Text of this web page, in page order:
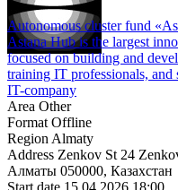
Autonomous cluster fund
Astana Hub is the largest
focused on building and
training IT professionals, and
IT-company
Area Other
Format Offline
Region Almaty
Address Zenkov St 24
Алматы 050000, Казахстан
Start date 15.04.2026 18:00